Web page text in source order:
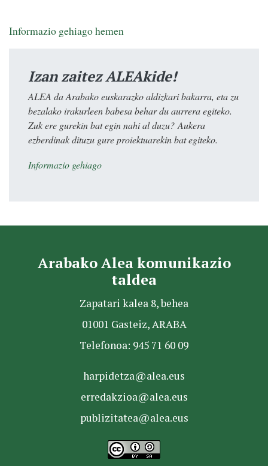
Informazio gehiago hemen
Izan zaitez ALEAkide!
ALEA da Arabako euskarazko aldizkari bakarra, eta zu
bezalako irakurleen babesa behar du aurrera egiteko.
Zuk ere gurekin bat egin nahi al duzu? Aukera
ezberdinak dituzu gure proiektuarekin bat egiteko.
Informazio gehiago
Arabako Alea komunikazio
taldea
Zapatari kalea 8, behea
01001 Gasteiz, ARABA
Telefonoa: 945 71 60 09
harpidetza@alea.eus
erredakzioa@alea.eus
publizitatea@alea.eus